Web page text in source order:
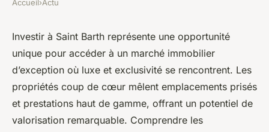
Investir à saint barth :
meilleures propriétés à saisir
sur le marché
Jeanne•26 novembre 2025•7 min de lecture
Accueil›Actu
Investir à Saint Barth représente une opportunité
unique pour accéder à un marché immobilier
d’exception où luxe et exclusivité se rencontrent. Les
propriétés coup de cœur mêlent emplacements prisés
et prestations haut de gamme, offrant un potentiel de
valorisation remarquable. Comprendre les